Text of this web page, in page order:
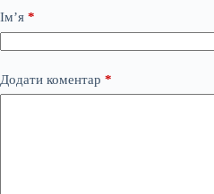
Ім’я *
Додати коментар *